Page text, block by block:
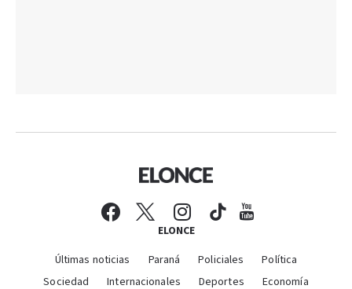
ELONCE
Últimas noticias Paraná Policiales
Política
Sociedad
Internacionales Deportes Economía